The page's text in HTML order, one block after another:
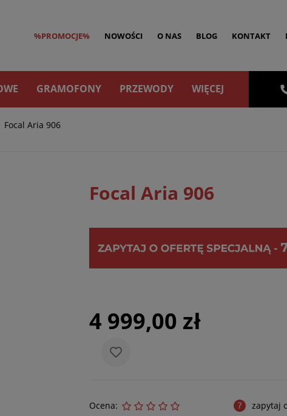
%PROMOCJE% NOWOŚCI O NAS BLOG KONTAKT
GRAMOFONY PRZEWODY WIĘCEJ
Focal Aria 906
Focal Aria 906
4 999,00 zł
Ocena:
zapytaj